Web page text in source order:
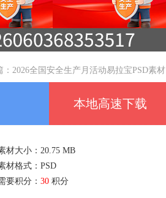
2026全国安全生产月活动易拉宝PSD素材
本地高速下载
材大小：20.75 MB
材格式：PSD
要积分： 30 积分